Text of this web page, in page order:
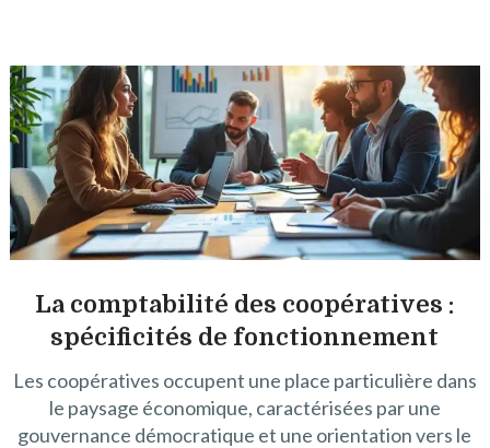
La comptabilité des coopératives :
spécificités de fonctionnement
Les coopératives occupent une place particulière dans
le paysage économique, caractérisées par une
gouvernance démocratique et une orientation vers le